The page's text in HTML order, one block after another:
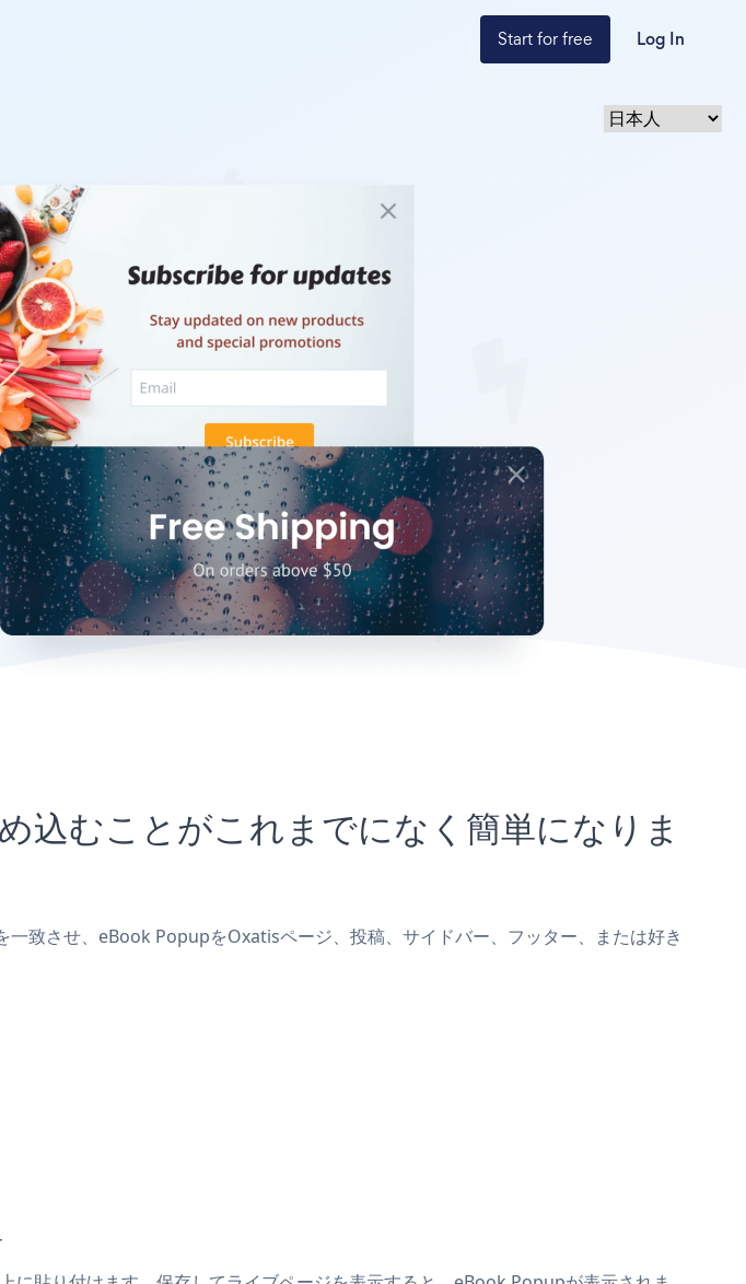
Start for free Log In
むことがこれまでになく簡単になりま
致させ、eBook PopupをOxatisページ、投稿、サイドバー、フッター、または好き